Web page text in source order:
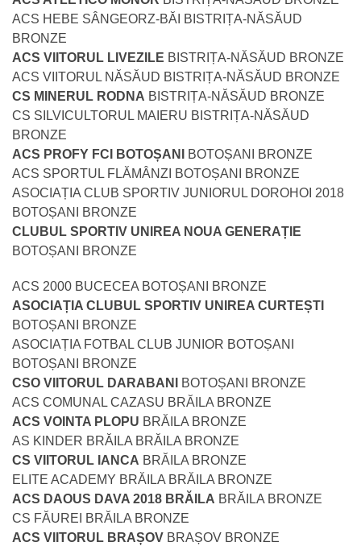
ACS HEBE SÂNGEORZ-BĂI BISTRIȚA-NĂSĂUD
BRONZE
ACS VIITORUL LIVEZILE BISTRIȚA-NĂSĂUD BRONZE
ACS VIITORUL NĂSĂUD BISTRIȚA-NĂSĂUD BRONZE
CS MINERUL RODNA BISTRIȚA-NĂSĂUD BRONZE
CS SILVICULTORUL MAIERU BISTRIȚA-NĂSĂUD
BRONZE
ACS PROFY FCI BOTOȘANI
BOTOȘANI BRONZE
ACS SPORTUL FLĂMÂNZI BOTOȘANI BRONZE
ASOCIAȚIA CLUB SPORTIV JUNIORUL DOROHOI 2018
BOTOȘANI BRONZE
CLUBUL SPORTIV UNIREA NOUA GENERAȚIE
BOTOȘANI BRONZE
ACS 2000 BUCECEA BOTOȘANI BRONZE
ASOCIAȚIA CLUBUL SPORTIV UNIREA CURTEȘTI
BOTOȘANI BRONZE
ASOCIAȚIA FOTBAL CLUB JUNIOR BOTOȘANI
BOTOȘANI BRONZE
CSO VIITORUL DARABANI
BOTOȘANI BRONZE
ACS COMUNAL CAZASU BRĂILA BRONZE
ACS VOINTA PLOPU BRĂILA BRONZE
AS KINDER BRĂILA BRĂILA BRONZE
CS VIITORUL IANCA BRĂILA BRONZE
ELITE ACADEMY BRĂILA BRĂILA BRONZE
ACS DAOUS DAVA 2018 BRĂILA BRĂILA BRONZE
CS FĂUREI BRĂILA BRONZE
ACS VIITORUL BRAȘOV BRAȘOV BRONZE